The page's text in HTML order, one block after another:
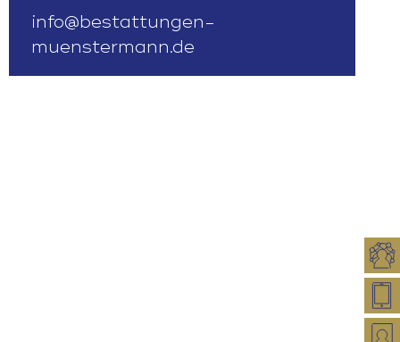
info@bestattungen-
muenstermann.de